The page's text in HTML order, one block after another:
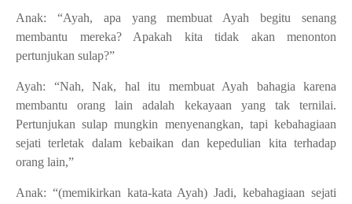
Anak: “Ayah, apa yang membuat Ayah begitu senang
membantu mereka? Apakah kita tidak akan menonton
pertunjukan sulap?”
Ayah: “Nah, Nak, hal itu membuat Ayah bahagia karena
membantu orang lain adalah kekayaan yang tak ternilai.
Pertunjukan sulap mungkin menyenangkan, tapi kebahagiaan
sejati terletak dalam kebaikan dan kepedulian kita terhadap
orang lain,”
Anak: “(memikirkan kata-kata Ayah) Jadi, kebahagiaan sejati